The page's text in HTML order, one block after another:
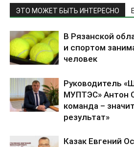
ЭТО МОЖЕТ БЫТЬ ИНТЕРЕСНО
В Рязанской
и спортом
человек
Руководитель
МУПТЭС» Антон
команда –
результат»
Казак Евгений